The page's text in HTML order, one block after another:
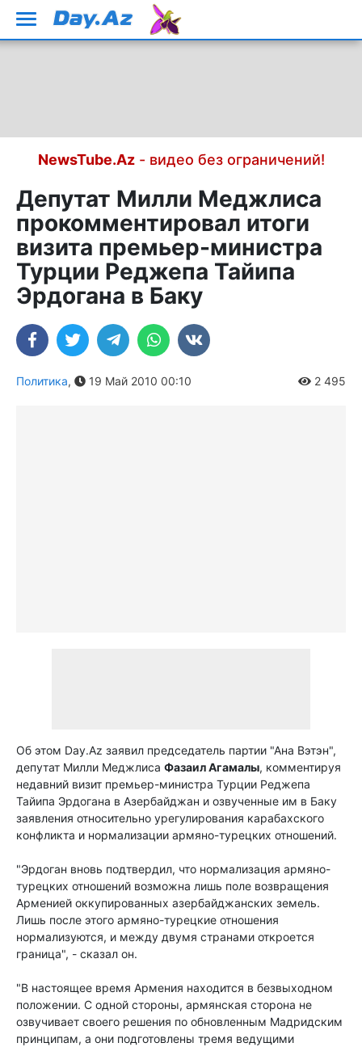
NewsTube.Az- видео без ограничений!
Депутат Милли Меджлиса
прокомментировал итоги
визита премьер-министра
Турции Реджепа Тайипа
Эрдогана в Баку
Политика, 19 Май 2010 00:10 2 495
Об этом Day.Az заявил председатель партии "Ана Вэтэн",
депутат Милли Меджлиса Фазаил Агамалы, комментируя
недавний визит премьер-министра Турции Реджепа
Тайипа Эрдогана в Азербайджан и озвученные им в Баку
заявления относительно урегулирования карабахского
конфликта и нормализации армяно-турецких отношений.
"Эрдоган вновь подтвердил, что нормализация армяно-
турецких отношений возможна лишь поле возвращения
Арменией оккупированных азербайджанских земель.
Лишь после этого армяно-турецкие отношения
нормализуются, и между двумя странами откроется
граница", - сказал он.
"В настоящее время Армения находится в безвыходном
положении. С одной стороны, армянская сторона не
озвучивает своего решения по обновленным Мадридским
принципам, а они подготовлены тремя ведущими